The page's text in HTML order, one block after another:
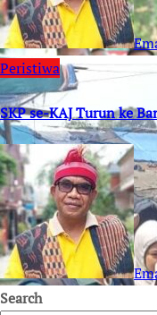
Peristiwa
SKP se-KAJ Turun ke
Search